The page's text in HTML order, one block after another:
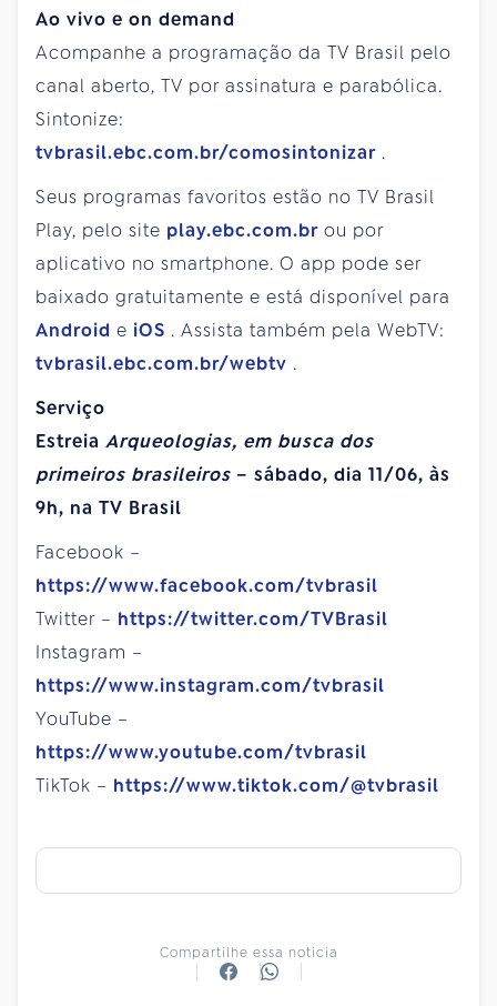
Ao vivo e on demand
Acompanhe a programação da TV Brasil pelo
canal aberto, TV por assinatura e parabólica.
Sintonize:
tvbrasil.ebc.com.br/comosintonizar .
Seus programas favoritos estão no TV Brasil
Play, pelo site play.ebc.com.br ou por
aplicativo no smartphone. O app pode ser
baixado gratuitamente e está disponível para
Android e iOS . Assista também pela WebTV:
tvbrasil.ebc.com.br/webtv .
Serviço
Estreia Arqueologias, em busca dos
primeiros brasileiros – sábado, dia 11/06, às
9h, na TV Brasil
Facebook –
https://www.facebook.com/tvbrasil
Twitter – https://twitter.com/TVBrasil
Instagram –
https://www.instagram.com/tvbrasil
YouTube –
https://www.youtube.com/tvbrasil
TikTok – https://www.tiktok.com/@tvbrasil
Compartilhe essa notícia